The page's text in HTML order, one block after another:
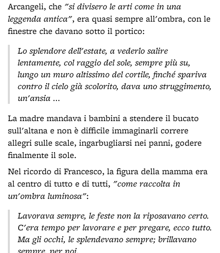
Arcangeli, che "si divisero le arti come in una
leggenda antica", era quasi sempre all'ombra, con le
finestre che davano sotto il portico:
Lo splendore dell'estate, a vederlo salire
lentamente, col raggio del sole, sempre più su,
lungo un muro altissimo del cortile, finché spariva
contro il cielo già scolorito, dava uno struggimento,
un'ansia ...
La madre mandava i bambini a stendere il bucato
sull'altana e non è difficile immaginarli correre
allegri sulle scale, ingarbugliarsi nei panni, godere
finalmente il sole.
Nel ricordo di Francesco, la figura della mamma era
al centro di tutto e di tutti, "come raccolta in
un'ombra luminosa":
Lavorava sempre, le feste non la riposavano certo.
C'era tempo per lavorare e per pregare, ecco tutto.
Ma gli occhi, le splendevano sempre; brillavano